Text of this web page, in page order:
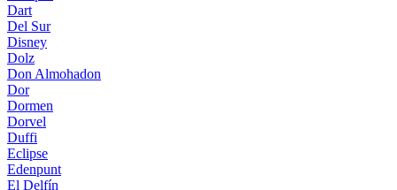
Dart
Del Sur
Disney
Dolz
Don Almohadon
Dor
Dormen
Dorvel
Duffi
Eclipse
Edenpunt
El Delfín